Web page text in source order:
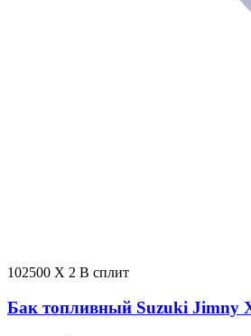
102500 X 2 В сплит
Бак топливный Suzuki Jimny